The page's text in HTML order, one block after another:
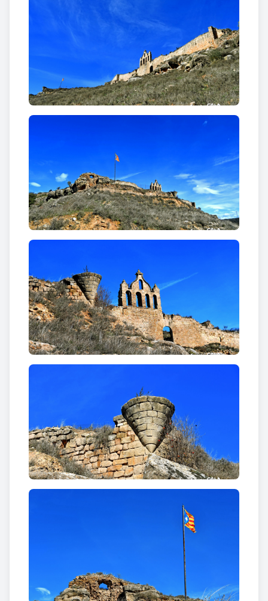
d'Urgell pel papa Urbà II al bisbe Ot.
El llinatge dels Sanaüja (castlans), iniciat a principis
del segle XII, adquirí importància durant aquest
segle i el següent, esdevenint senyors del castell del
Llor. Personatges com Rodolf de Sanaüja,
encarregat de l'orde del Temple a Cervera (1147) i
participant actiu en el setge de Lleida (1149) o
foren actius repobladors de les terres baixes del
Segrià o alguns canonges a Santa Maria de Solsona
en són exemples destacats d’aquest llinatge. Quant
a la seva propietat, l’any 1163 el comte d’Urgell
Ermengol VII decidí retenir el castell de Sanaüja
Es tracta d'uncastell termenat
defensiva, ampliat posteriorment en etapes
successives per convertir-lo en castell palau o
residència episcopal. El primer espai encastellat
d'època altmedieval està format per una torre
cilíndrica situada a l'extrem nord-oest d'un espai
emmurallat, tot i que únicament se'n conserva
emmurallat es pot resseguir perfectament gràcies a
les restes conservades. Sembla que al segle XI es va
construir una capella romànica adossada al mur
que mira a migjorn, i se'n conservà una part d'un
mur lateral.
La segona fase constructiva englobà el
dins d'un gran espai
emmurallat amb nombroses dependències que es
reformarien posteriorment des de l'època
baixmedieval fins als segles XVI i XVII, culminant
amb la construcció del campanar d'espadanya
barroc.